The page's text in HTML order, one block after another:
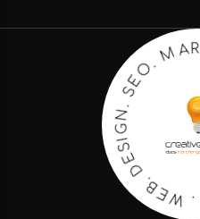
D
E
S
I
G
N
.
S
E
O
.
M
A
RK ETIN